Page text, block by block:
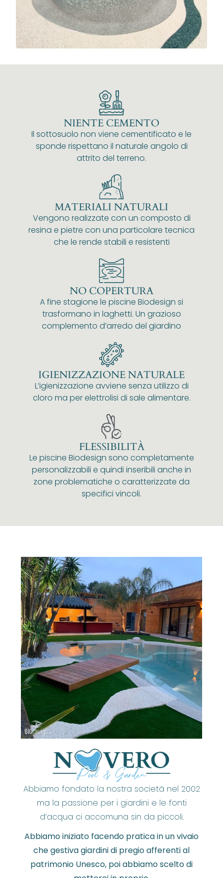
NIENTE CEMENTO
Il sottosuolo non viene cementificato e le
sponde rispettano il naturale angolo di
attrito del terreno.
MATERIALI NATURALI
Vengono realizzate con un composto di
resina e pietre con una particolare tecnica
che le rende stabili e resistenti
NO COPERTURA
A fine stagione le piscine Biodesign si
trasformano in laghetti. Un grazioso
complemento d’arredo del giardino
IGIENIZZAZIONE NATURALE
L’igienizzazione avviene senza utilizzo di
cloro ma per elettrolisi di sale alimentare.
FLESSIBILITÀ
Le piscine Biodesign sono completamente
personalizzabili e quindi inseribili anche in
zone problematiche o caratterizzate da
specifici vincoli.
Abbiamo fondato la nostra società nel 2002
ma la passione per i giardini e le fonti
d’acqua ci accomuna sin da piccoli.
Abbiamo iniziato facendo pratica in un vivaio
che gestiva giardini di pregio afferenti al
patrimonio Unesco, poi abbiamo scelto di